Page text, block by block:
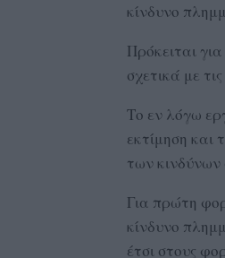
κίνδυνο
Πρόκειται
σχετικά με
Το εν λόγω
εκτίμηση και
των
Για πρώτη
κίνδυνο
έτσι στους